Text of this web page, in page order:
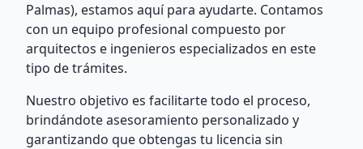
Palmas), estamos aquí para ayudarte. Contamos
con un equipo profesional compuesto por
arquitectos e ingenieros especializados en este
tipo de trámites.
Nuestro objetivo es facilitarte todo el proceso,
brindándote asesoramiento personalizado y
garantizando que obtengas tu licencia sin